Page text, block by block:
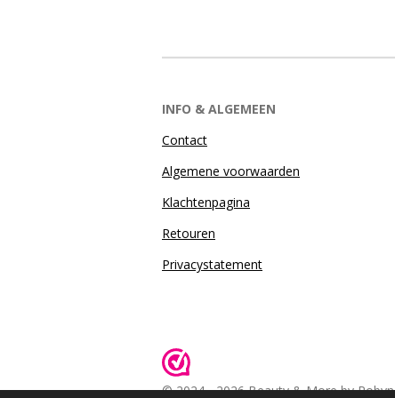
INFO & ALGEMEEN
Contact
Algemene voorwaarden
Klachtenpagina
Retouren
Privacystatement
© 2024 - 2026 Beauty & More by Robyn